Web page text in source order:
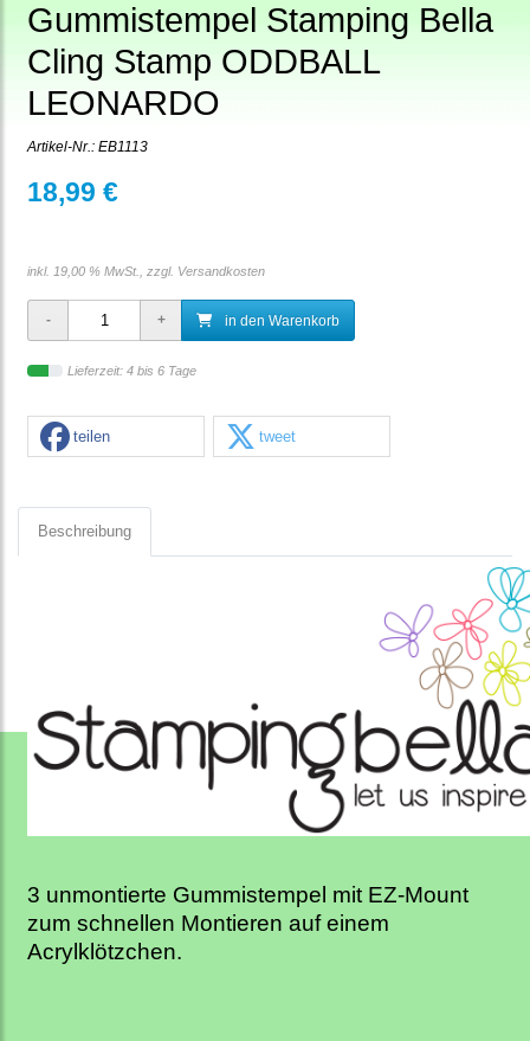
Gummistempel Stamping Bella
Cling Stamp ODDBALL
LEONARDO
Artikel-Nr.: EB1113
18,99 €
inkl. 19,00 % MwSt., zzgl. Versandkosten
in den Warenkorb
Lieferzeit: 4 bis 6 Tage
teilen tweet
Beschreibung
3 unmontierte Gummistempel mit EZ-Mount
zum schnellen Montieren auf einem
Acrylklötzchen.